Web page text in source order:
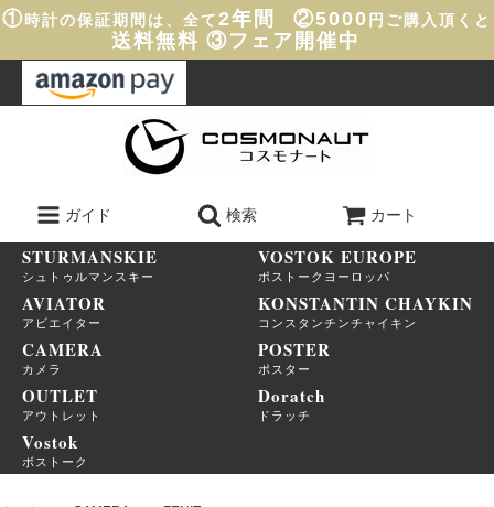
① 時計の保証期間は、全て2年間 ②5000 円ご購入頂くと
送料無料 ③フェア開催中
ガイド 検索 カート
STURMANSKIE
シュトゥルマンスキー
VOSTOK EUROPE
ボストークヨーロッパ
AVIATOR
アビエイター
KONSTANTIN CHAYKIN
コンスタンチンチャイキン
CAMERA
カメラ
POSTER
ポスター
OUTLET
アウトレット
Doratch
ドラッチ
Vostok
ボストーク